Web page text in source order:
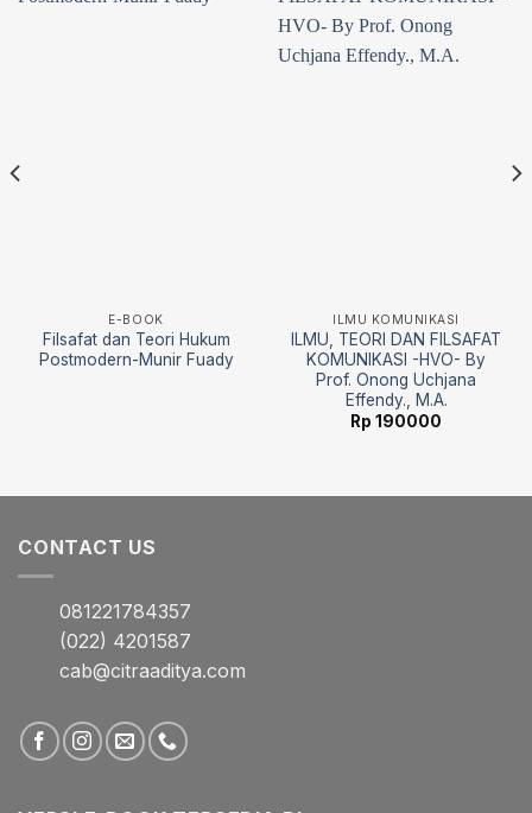
E-BOOK
Filsafat dan Teori Hukum
Postmodern-Munir Fuady
ILMU KOMUNIKASI
ILMU, TEORI DAN FILSAFAT
KOMUNIKASI -HVO- By
Prof. Onong Uchjana
Effendy., M.A.
Rp 190000
CONTACT US
081221784357
(022) 4201587
cab@citraaditya.com